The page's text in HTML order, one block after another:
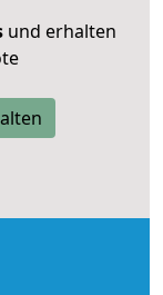
und erhalten